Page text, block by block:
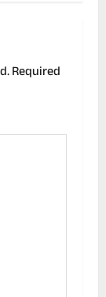
Required